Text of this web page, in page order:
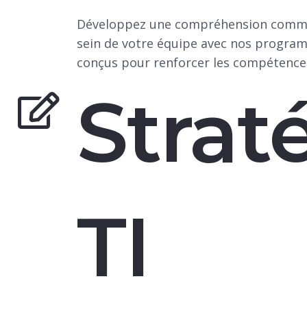
Développez une compréhension
sein de votre équipe avec nos
conçus pour renforcer les
TI